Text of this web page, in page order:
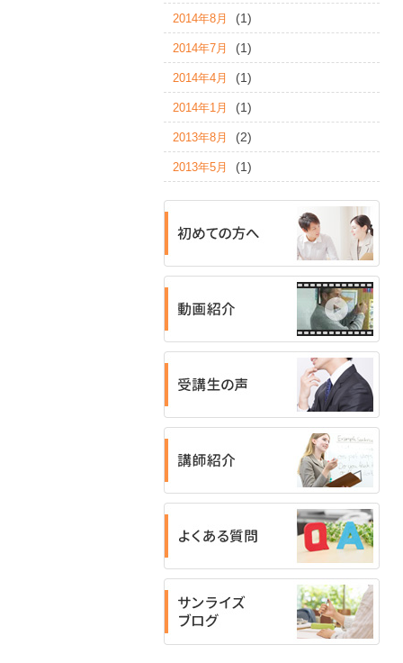
2014年8月 (1)
2014年7月 (1)
2014年4月 (1)
2014年1月 (1)
2013年8月 (2)
2013年5月 (1)